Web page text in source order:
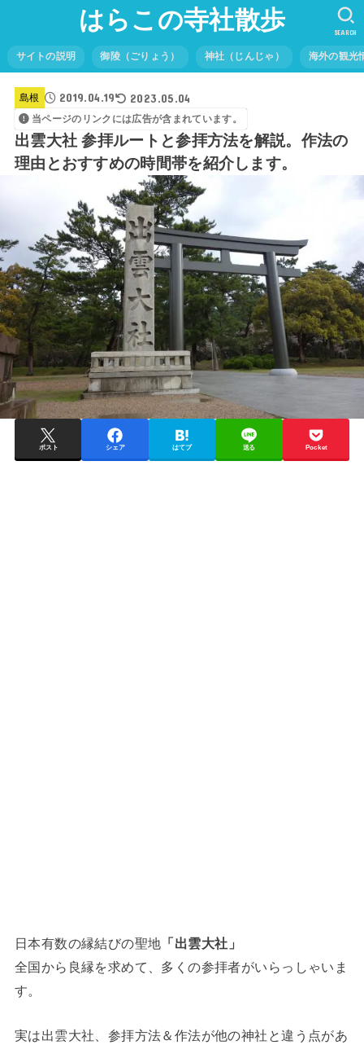
はらこの寺社散歩
サイトの説明 御陵（ごりょう） 神社（じんじゃ） 海外の観光
SEARCH
島根 2019.04.19 2023.05.04
当ページのリンクには広告が含まれています。
出雲大社 参拝ルートと参拝方法を解説。作法の
理由とおすすめの時間帯を紹介します。
ポスト シェア はてブ 送る Pocket
日本有数の縁結びの聖地 「出雲大社」
全国から良縁を求めて、多くの参拝者がいらっしゃいま
す。
実は出雲大社、参拝方法＆作法が他の神社と違う点があ